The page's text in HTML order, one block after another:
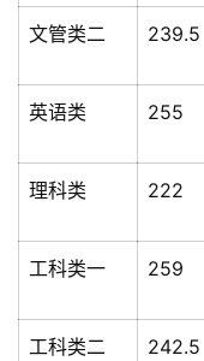
文管类二 239.5
英语类 255
理科类 222
工科类一 259
工科类二 242.5